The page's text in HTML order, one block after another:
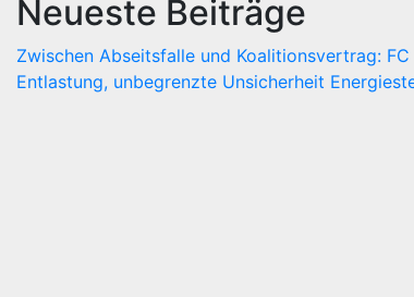
Neueste Beiträge
Zwischen Abseitsfalle und Koalitionsvertrag:
Entlastung, unbegrenzte Unsicherheit